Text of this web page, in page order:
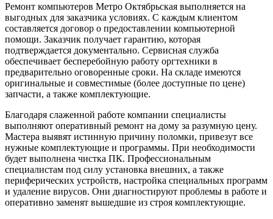
Ремонт компьютеров Метро Октябрьская выполняется на
выгодных для заказчика условиях. С каждым клиентом
составляется договор о предоставлении компьютерной
помощи. Заказчик получает гарантию, которая
подтверждается документально. Сервисная служба
обеспечивает бесперебойную работу оргтехники в
предварительно оговоренные сроки. На складе имеются
оригинальные и совместимые (более доступные по цене)
запчасти, а также комплектующие.
Благодаря слаженной работе компании специалисты
выполняют оперативный ремонт на дому за разумную цену.
Мастера выявят истинную причину поломки, привезут все
нужные комплектующие и программы. При необходимости
будет выполнена чистка ПК. Профессиональным
специалистам под силу установка внешних, а также
периферических устройств, настройка специальных программ
и удаление вирусов. Они диагностируют проблемы в работе и
оперативно заменят вышедшие из строя комплектующие.